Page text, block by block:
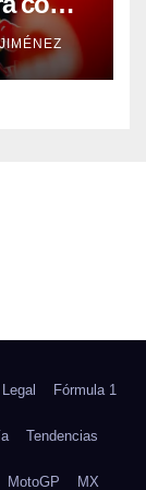
Fórmula 1
Tendencias
MotoGP MX